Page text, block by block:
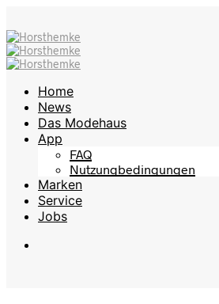
Home
News
Das Modehaus
App
FAQ
Nutzungbedingungen
Marken
Service
Jobs